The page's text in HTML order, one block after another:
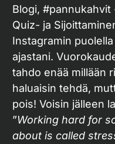
Blogi,
Quiz- ja
Instagramin
ajastani.
tahdo enää millään
haluaisin tehdä,
pois! Voisin jälleen
”Working hard for
about is called